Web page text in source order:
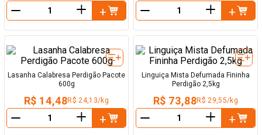
＋ ＋
Lasanha Calabresa Perdigão Pacote
600g
R$ 14,48R$ 24,13/kg
＋
Linguiça Mista Defumada Fininha
Perdigão 2,5kg
R$ 73,88R$ 29,55/kg
＋